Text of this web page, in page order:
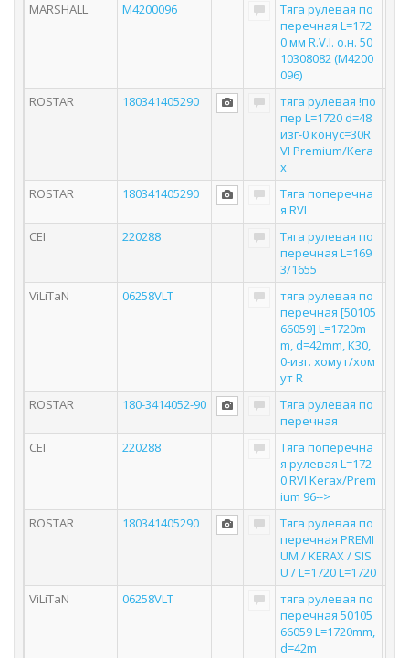
MARSHALL
M4200096
Тяга рулевая по
перечная L=172
0 мм R.V.I. о.н. 50
10308082 (M4200
096)
ROSTAR
180341405290
тяга рулевая !по
пер L=1720 d=48
изг-0 конус=30R
VI Premium/Kera
x
ROSTAR
180341405290
Тяга поперечна
я RVI
CEI
220288
Тяга рулевая по
перечная L=169
3/1655
ViLiTaN
06258VLT
тяга рулевая по
перечная [50105
66059] L=1720m
m, d=42mm, K30,
0-изг. хомут/хом
ут R
ROSTAR
180-3414052-90
Тяга рулевая по
перечная
CEI
220288
Тяга поперечна
я рулевая L=172
0 RVI Kerax/Prem
ium 96-->
ROSTAR
180341405290
Тяга рулевая по
перечная PREMI
UM / KERAX / SIS
U / L=1720 L=1720
ViLiTaN
06258VLT
тяга рулевая по
перечная 50105
66059 L=1720mm,
d=42m